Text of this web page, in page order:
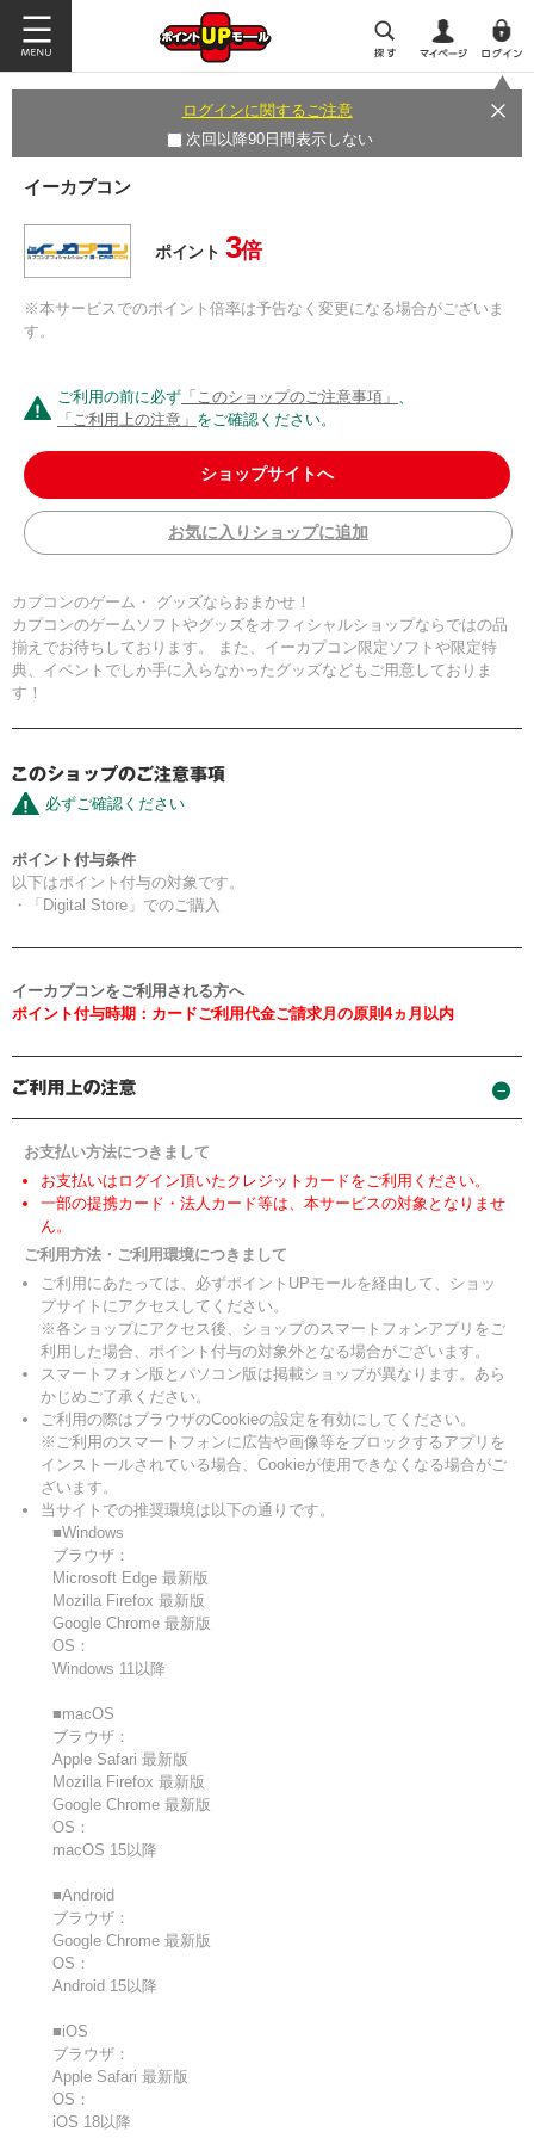
ログインに関するご注意
次回以降90日間表示しない
イーカプコン
ポイント 3倍
※本サービスでのポイント倍率は予告なく変更になる場合がございま
す。
ご利用の前に必ず 「このショップのご注意事項」 、
「ご利用上の注意」 をご確認ください。
ショップサイトへ
お気に入りショップに追加
カプコンのゲーム・ グッズならおまかせ！
カプコンのゲームソフトやグッズをオフィシャルショップならではの品
揃えでお待ちしております。 また、イーカプコン限定ソフトや限定特
典、イベントでしか手に入らなかったグッズなどもご用意しておりま
す！
必ずご確認ください
ポイント付与条件
以下はポイント付与の対象です。
・「Digital Store」でのご購入
イーカプコンをご利用される方へ
ポイント付与時期：カードご利用代金ご請求月の原則4ヵ月以内
お支払い方法につきまして
お支払いはログイン頂いたクレジットカードをご利用ください。
一部の提携カード・法人カード等は、本サービスの対象となりませ
ん。
ご利用方法・ご利用環境につきまして
ご利用にあたっては、必ずポイントUPモールを経由して、ショッ
プサイトにアクセスしてください。
※各ショップにアクセス後、ショップのスマートフォンアプリをご
利用した場合、ポイント付与の対象外となる場合がございます。
スマートフォン版とパソコン版は掲載ショップが異なります。あら
かじめご了承ください。
ご利用の際はブラウザのCookieの設定を有効にしてください。
※ご利用のスマートフォンに広告や画像等をブロックするアプリを
インストールされている場合、Cookieが使用できなくなる場合がご
ざいます。
当サイトでの推奨環境は以下の通りです。
■Windows
ブラウザ：
Microsoft Edge 最新版
Mozilla Firefox 最新版
Google Chrome 最新版
OS：
Windows 11以降
■macOS
ブラウザ：
Apple Safari 最新版
Mozilla Firefox 最新版
Google Chrome 最新版
OS：
macOS 15以降
■Android
ブラウザ：
Google Chrome 最新版
OS：
Android 15以降
■iOS
ブラウザ：
Apple Safari 最新版
OS：
iOS 18以降